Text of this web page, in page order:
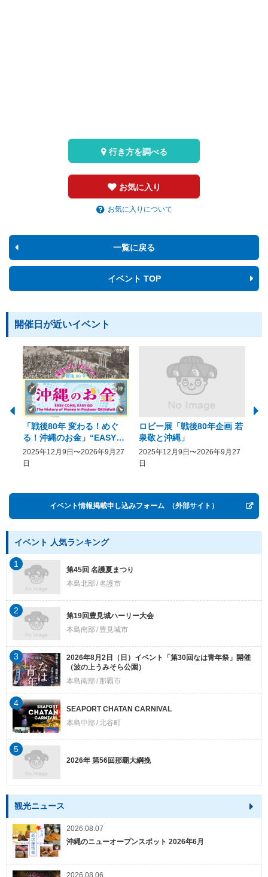
お気に入り
お気に入りについて
行き方を調べる
一覧に戻る
イベント TOP
開催日が近いイベント
「戦後80年 変わる！めぐ
る！沖縄のお金」“EASY
COME, EASY GO － The
History of Money in
2025年12月9日〜2026年9月27
日
ロビー展「戦後80年企画 若
泉敬と沖縄」
2025年12月9日〜2026年9月27
日
イベント情報掲載申し込みフォーム （外部サイト）
イベント 人気ランキング
第45回 名護夏まつり
本島北部 名護市
1
第19回豊見城ハーリー大会
本島南部
豊見城市
2
2026年8月2日（日）イベント「第30回なは青年祭」開催
（波の上うみそら公園）
本島南部
那覇市
3
SEAPORT CHATAN CARNIVAL
本島中部 北谷町
4
2026年 第56回那覇大綱挽
5
観光ニュース
2026.08.07
沖縄のニューオープンスポット 2026年6月
2026.08.06